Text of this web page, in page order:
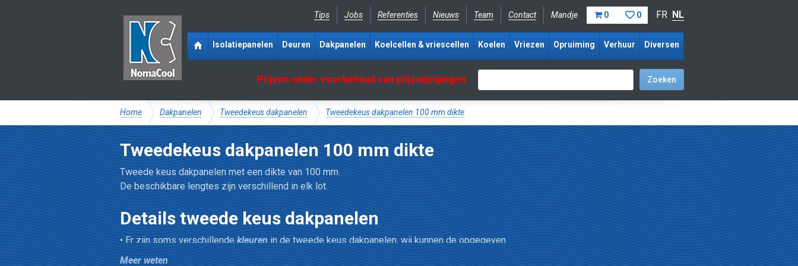
Tips Jobs Referenties Nieuws Team Contact Mandje 0 0 FR NL
Prijzen onder voorbehoud van prijswijzigingen
Isolatiepanelen Deuren Dakpanelen Koelcellen & vriescellen Koelen Vriezen Opruiming Verhuur Diversen
Home Dakpanelen Tweedekeus dakpanelen Tweedekeus dakpanelen 100 mm dikte
Tweedekeus dakpanelen 100 mm dikte
Tweede keus dakpanelen met een dikte van 100 mm.
De beschikbare lengtes zijn verschillend in elk lot.
Details tweede keus dakpanelen
• Er zijn soms verschillendekleurenin de tweede keus dakpanelen, wij kunnen de opgegeven
kleuren niet garanderen.
Meer weten